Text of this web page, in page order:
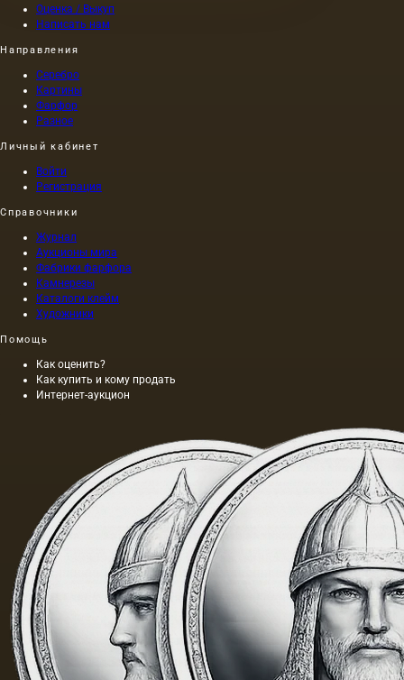
Оценка / Выкуп
Написать нам
Направления
Серебро
Картины
Фарфор
Разное
Личный кабинет
Войти
Регистрация
Справочники
Журнал
Аукционы мира
Фабрики фарфора
Камнерезы
Каталоги клейм
Художники
Помощь
Как оценить?
Как купить и кому продать
Интернет-аукцион